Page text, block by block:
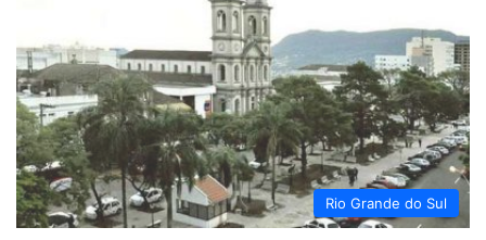
Rio Grande do Sul